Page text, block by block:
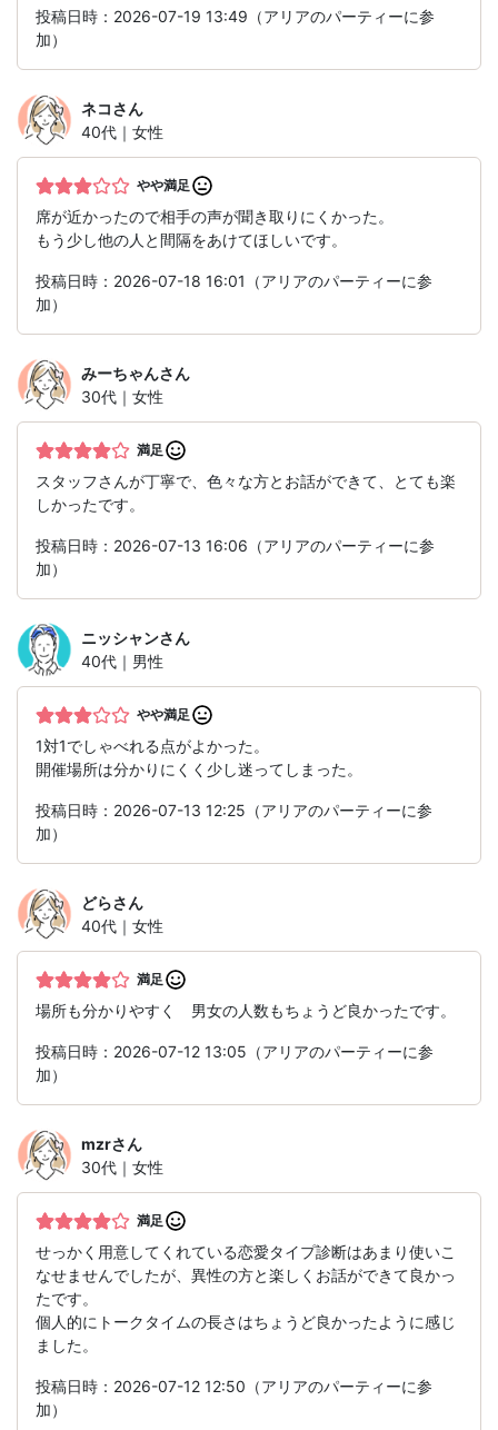
投稿日時：2026-07-19 13:49（アリアのパーティーに参
加）
ネコさん
40代｜女性
やや満足
席が近かったので相手の声が聞き取りにくかった。
もう少し他の人と間隔をあけてほしいです。
投稿日時：2026-07-18 16:01（アリアのパーティーに参
加）
みーちゃんさん
30代｜女性
満足
スタッフさんが丁寧で、色々な方とお話ができて、とても楽
しかったです。
投稿日時：2026-07-13 16:06（アリアのパーティーに参
加）
ニッシャンさん
40代｜男性
やや満足
1対1でしゃべれる点がよかった。
開催場所は分かりにくく少し迷ってしまった。
投稿日時：2026-07-13 12:25（アリアのパーティーに参
加）
どらさん
40代｜女性
満足
場所も分かりやすく 男女の人数もちょうど良かったです。
投稿日時：2026-07-12 13:05（アリアのパーティーに参
加）
mzrさん
30代｜女性
満足
せっかく用意してくれている恋愛タイプ診断はあまり使いこ
なせませんでしたが、異性の方と楽しくお話ができて良かっ
たです。
個人的にトークタイムの長さはちょうど良かったように感じ
ました。
投稿日時：2026-07-12 12:50（アリアのパーティーに参
加）